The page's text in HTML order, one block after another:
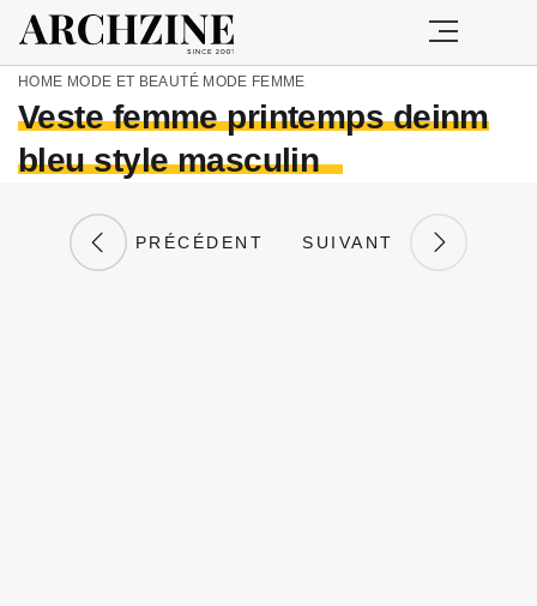
HOME MODE ET BEAUTÉ MODE FEMME
Veste femme printemps deinm
bleu style masculin
PRÉCÉDENT SUIVANT